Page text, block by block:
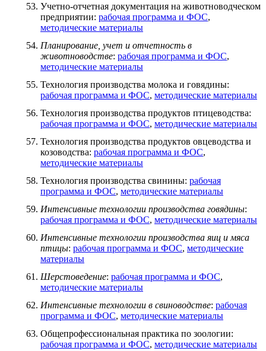
Учетно-отчетная документация на животноводческом
предприятии: рабочая программа и ФОС,
методические материалы
Планирование, учет и отчетность в
животноводстве: рабочая программа и ФОС,
методические материалы
Технология производства молока и говядины:
рабочая программа и ФОС, методические материалы
Технология производства продуктов птицеводства:
рабочая программа и ФОС, методические материалы
Технология производства продуктов овцеводства и
козоводства: рабочая программа и ФОС,
методические материалы
Технология производства свинины: рабочая
программа и ФОС, методические материалы
Интенсивные технологии производства говядины:
рабочая программа и ФОС, методические материалы
Интенсивные технологии производства яиц и мяса
птицы: рабочая программа и ФОС, методические
материалы
Шерстоведение: рабочая программа и ФОС,
методические материалы
Интенсивные технологии в свиноводстве: рабочая
программа и ФОС, методические материалы
Общепрофессиональная практика по зоологии:
рабочая программа и ФОС, методические материалы